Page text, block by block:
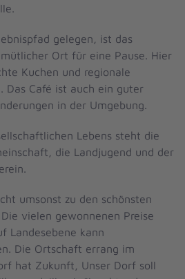
gelegen, ist das
Ort für eine Pause. Hier
Kuchen und regionale
Das Café ist auch ein guter
in der Umgebung.
Lebens steht die
die Landjugend und der
umsonst zu den schönsten
vielen gewonnenen Preise
Landesebene kann
Die Ortschaft errang im
hat Zukunft, Unser Dorf soll